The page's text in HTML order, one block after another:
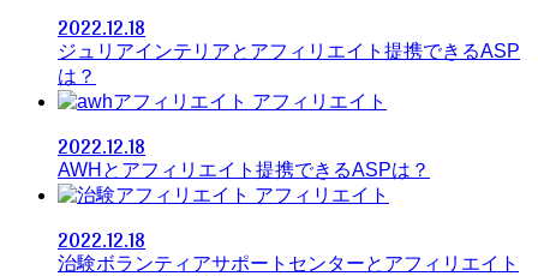
2022.12.18
ジュリアインテリアとアフィリエイト提携できるASP
は？
アフィリエイト
2022.12.18
AWHとアフィリエイト提携できるASPは？
アフィリエイト
2022.12.18
治験ボランティアサポートセンターとアフィリエイト